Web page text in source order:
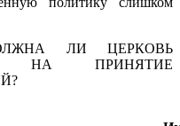
ЛИ ЦЕРКОВЬ
НА ПРИНЯТИЕ